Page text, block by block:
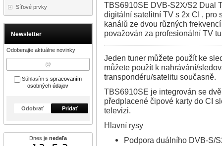
Síťové prvky
Newsletter
Odoberajte aktuálne novinky
Súhlasím sspracovaním
osobných údajov
Odobrať Pridať
Dnes je nedeľa
TBS6910SE DVB-S2X/S2 Dual
digitální satelitní TV s 2x CI , pro
kanálů ze dvou různých
považován za profesionální TV
Jeden tuner můžete použít ke
můžete použít k nahrávání/
transpondéru/satelitu současně.
TBS6910SE je integrován se
předplacené čipové karty do CI
televizi.
Hlavní rysy
Podpora duálního DVB-S/